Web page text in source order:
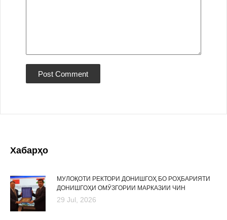
Хабарҳо
МУЛОҚОТИ РЕКТОРИ ДОНИШГОҲ БО РОҲБАРИЯТИ
ДОНИШГОҲИ ОМӮЗГОРИИ МАРКАЗИИ ЧИН
29 Jul, 2026